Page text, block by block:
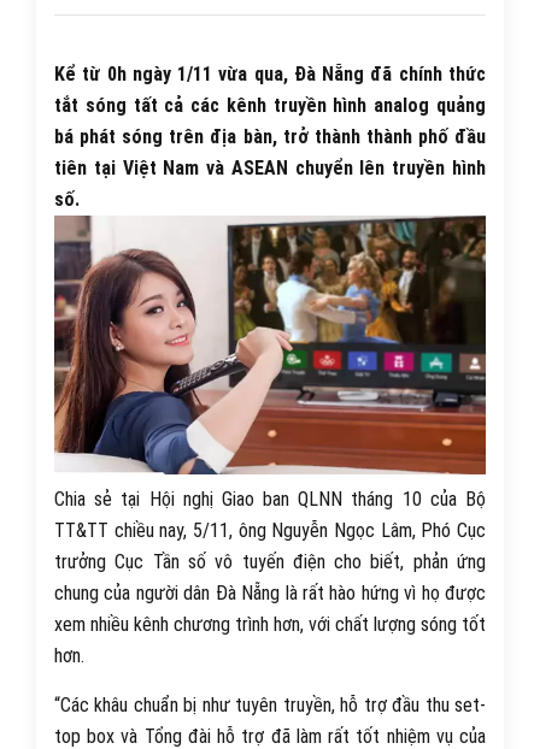
Kể từ 0h ngày 1/11 vừa qua, Đà Nẵng đã chính thức
tắt sóng tất cả các kênh truyền hình analog quảng
bá phát sóng trên địa bàn, trở thành thành phố đầu
tiên tại Việt Nam và ASEAN chuyển lên truyền hình
số.
Chia sẻ tại Hội nghị Giao ban QLNN tháng 10 của Bộ
TT&TT chiều nay, 5/11, ông Nguyễn Ngọc Lâm, Phó Cục
trưởng Cục Tần số vô tuyến điện cho biết, phản ứng
chung của người dân Đà Nẵng là rất hào hứng vì họ được
xem nhiều kênh chương trình hơn, với chất lượng sóng tốt
hơn.
“Các khâu chuẩn bị như tuyên truyền, hỗ trợ đầu thu set-
top box và Tổng đài hỗ trợ đã làm rất tốt nhiệm vụ của